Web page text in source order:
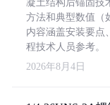
凝土结构后锚固技
方法和典型数值（
内容涵盖安装要点
程技术人员参考。
2026年8月4日